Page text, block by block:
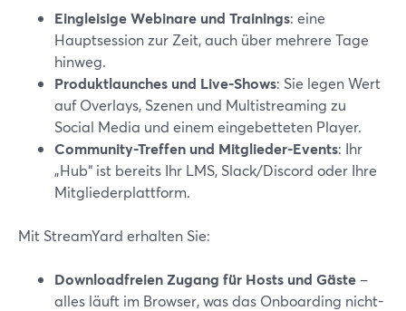
Eingleisige Webinare und Trainings: eine
Hauptsession zur Zeit, auch über mehrere Tage
hinweg.
Produktlaunches und Live-Shows: Sie legen Wert
auf Overlays, Szenen und Multistreaming zu
Social Media und einem eingebetteten Player.
Community-Treffen und Mitglieder-Events: Ihr
„Hub“ ist bereits Ihr LMS, Slack/Discord oder Ihre
Mitgliederplattform.
Mit StreamYard erhalten Sie:
Downloadfreien Zugang für Hosts und Gäste –
alles läuft im Browser, was das Onboarding nicht-